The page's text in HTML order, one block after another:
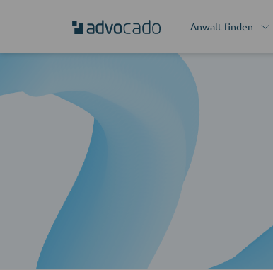
Anwalt finden